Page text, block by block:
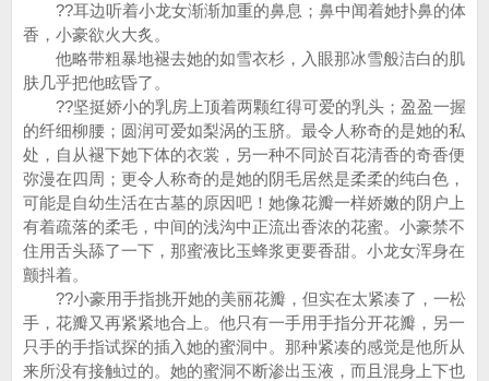
??耳边听着小龙女渐渐加重的鼻息；鼻中闻着她扑鼻的体
香，小豪欲火大炙。
他略带粗暴地褪去她的如雪衣杉，入眼那冰雪般洁白的肌
肤几乎把他眩昏了。
??坚挺娇小的乳房上顶着两颗红得可爱的乳头；盈盈一握
的纤细柳腰；圆润可爱如梨涡的玉脐。最令人称奇的是她的私
处，自从褪下她下体的衣裳，另一种不同於百花清香的奇香便
弥漫在四周；更令人称奇的是她的阴毛居然是柔柔的纯白色，
可能是自幼生活在古墓的原因吧！她像花瓣一样娇嫩的阴户上
有着疏落的柔毛，中间的浅沟中正流出香浓的花蜜。小豪禁不
住用舌头舔了一下，那蜜液比玉蜂浆更要香甜。小龙女浑身在
颤抖着。
??小豪用手指挑开她的美丽花瓣，但实在太紧凑了，一松
手，花瓣又再紧紧地合上。他只有一手用手指分开花瓣，另一
只手的手指试探的插入她的蜜洞中。那种紧凑的感觉是他所从
来所没有接触过的。她的蜜洞不断渗出玉液，而且混身上下也